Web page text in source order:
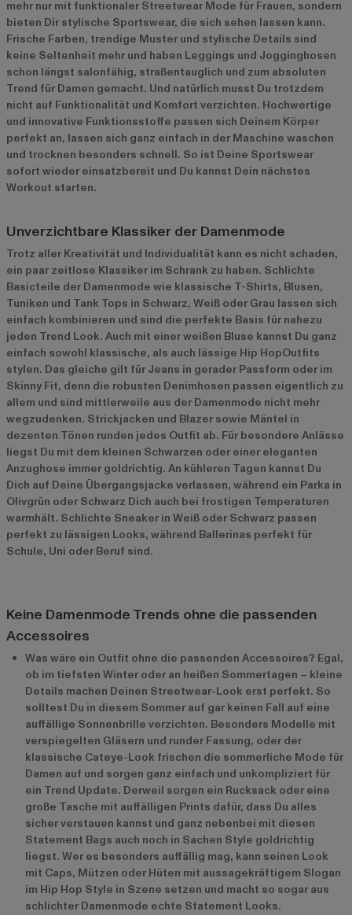
mehr nur mit funktionaler Streetwear Mode für Frauen, sondern
bieten Dir stylische Sportswear, die sich sehen lassen kann.
Frische Farben, trendige Muster und stylische Details sind
keine Seltenheit mehr und haben Leggings und Jogginghosen
schon längst salonfähig, straßentauglich und zum absoluten
Trend für Damen gemacht. Und natürlich musst Du trotzdem
nicht auf Funktionalität und Komfort verzichten. Hochwertige
und innovative Funktionsstoffe passen sich Deinem Körper
perfekt an, lassen sich ganz einfach in der Maschine waschen
und trocknen besonders schnell. So ist Deine Sportswear
sofort wieder einsatzbereit und Du kannst Dein nächstes
Workout starten.
Unverzichtbare Klassiker der Damenmode
Trotz aller Kreativität und Individualität kann es nicht schaden,
ein paar zeitlose Klassiker im Schrank zu haben. Schlichte
Basicteile der Damenmode wie klassische T-Shirts, Blusen,
Tuniken und Tank Tops in Schwarz, Weiß oder Grau lassen sich
einfach kombinieren und sind die perfekte Basis für nahezu
jeden Trend Look. Auch mit einer weißen Bluse kannst Du ganz
einfach sowohl klassische, als auch lässige Hip HopOutfits
stylen. Das gleiche gilt für Jeans in gerader Passform oder im
Skinny Fit, denn die robusten Denimhosen passen eigentlich zu
allem und sind mittlerweile aus der Damenmode nicht mehr
wegzudenken. Strickjacken und Blazer sowie Mäntel in
dezenten Tönen runden jedes Outfit ab. Für besondere Anlässe
liegst Du mit dem kleinen Schwarzen oder einer eleganten
Anzughose immer goldrichtig. An kühleren Tagen kannst Du
Dich auf Deine Übergangsjacke verlassen, während ein Parka in
Olivgrün oder Schwarz Dich auch bei frostigen Temperaturen
warmhält. Schlichte Sneaker in Weiß oder Schwarz passen
perfekt zu lässigen Looks, während Ballerinas perfekt für
Schule, Uni oder Beruf sind.
Keine Damenmode Trends ohne die passenden
Accessoires
Was wäre ein Outfit ohne die passenden Accessoires? Egal,
ob im tiefsten Winter oder an heißen Sommertagen – kleine
Details machen Deinen Streetwear-Look erst perfekt. So
solltest Du in diesem Sommer auf gar keinen Fall auf eine
auffällige Sonnenbrille verzichten. Besonders Modelle mit
verspiegelten Gläsern und runder Fassung, oder der
klassische Cateye-Look frischen die sommerliche Mode für
Damen auf und sorgen ganz einfach und unkompliziert für
ein Trend Update. Derweil sorgen ein Rucksack oder eine
große Tasche mit auffälligen Prints dafür, dass Du alles
sicher verstauen kannst und ganz nebenbei mit diesen
Statement Bags auch noch in Sachen Style goldrichtig
liegst. Wer es besonders auffällig mag, kann seinen Look
mit Caps, Mützen oder Hüten mit aussagekräftigem Slogan
im Hip Hop Style in Szene setzen und macht so sogar aus
schlichter Damenmode echte Statement Looks.